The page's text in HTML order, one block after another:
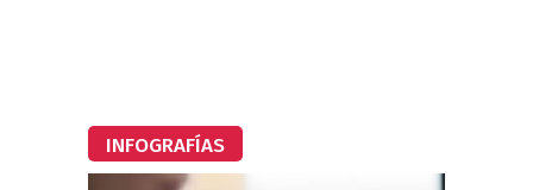
INFOGRAFÍAS